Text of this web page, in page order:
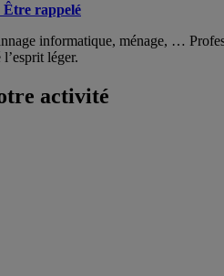
Être rappelé
informatique, ménage, …
léger.
activité